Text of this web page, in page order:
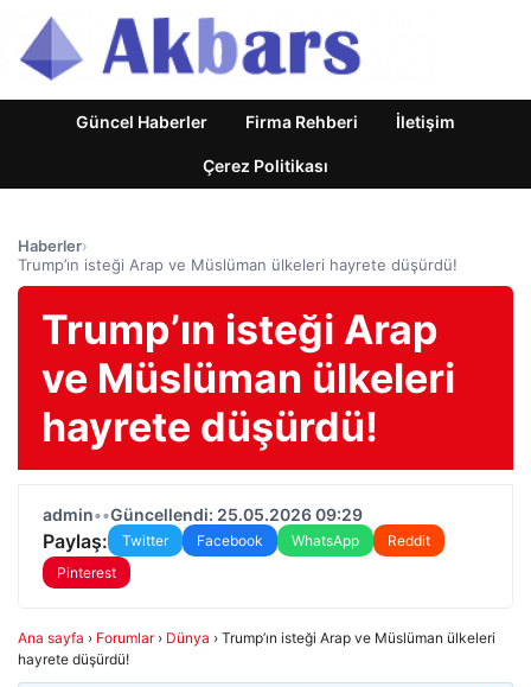
Güncel Haberler Firma Rehberi İletişim
Çerez Politikası
Haberler›
Trump’ın isteği Arap ve Müslüman ülkeleri hayrete düşürdü!
Trump’ın isteği Arap
ve Müslüman ülkeleri
hayrete düşürdü!
admin••Güncellendi: 25.05.2026 09:29
Paylaş: Twitter Facebook WhatsApp
Reddit
Pinterest
Ana sayfa › Forumlar › Dünya › Trump’ın isteği Arap ve Müslüman ülkeleri
hayrete düşürdü!